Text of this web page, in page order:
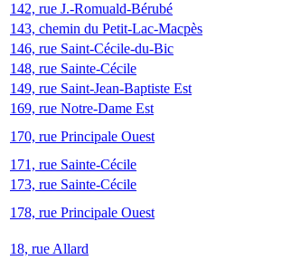
142, rue J.-Romuald-Bérubé
143, chemin du Petit-Lac-Macpès
146, rue Saint-Cécile-du-Bic
148, rue Sainte-Cécile
149, rue Saint-Jean-Baptiste Est
169, rue Notre-Dame Est
170, rue Principale Ouest
171, rue Sainte-Cécile
173, rue Sainte-Cécile
178, rue Principale Ouest
18, rue Allard